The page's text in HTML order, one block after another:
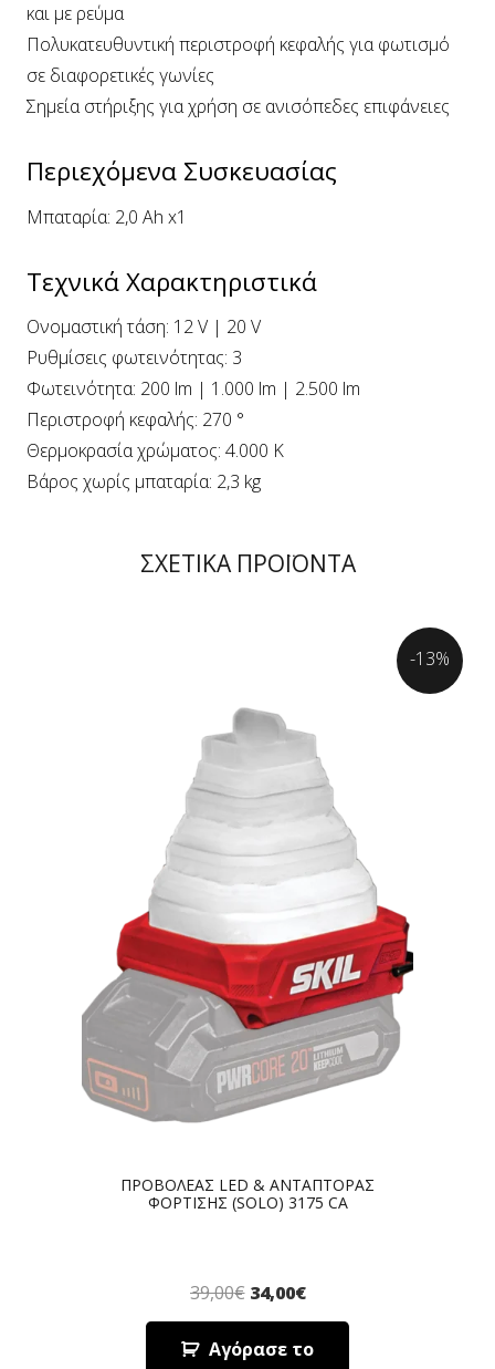
και με ρεύμα
Πολυκατευθυντική περιστροφή κεφαλής για φωτισμό
σε διαφορετικές γωνίες
Σημεία στήριξης για χρήση σε ανισόπεδες επιφάνειες
Περιεχόμενα Συσκευασίας
Μπαταρία: 2,0 Ah x1
Τεχνικά Χαρακτηριστικά
Ονομαστική τάση: 12 V | 20 V
Ρυθμίσεις φωτεινότητας: 3
Φωτεινότητα: 200 lm | 1.000 lm | 2.500 lm
Περιστροφή κεφαλής: 270 °
Θερμοκρασία χρώματος: 4.000 K
Βάρος χωρίς μπαταρία: 2,3 kg
ΣΧΕΤΙΚΑ ΠΡΟΪΟΝΤΑ
ΠΡΟΒΟΛΕΑΣ LED & ΑΝΤΑΠΤΟΡΑΣ
ΦΟΡΤΙΣΗΣ (SOLO) 3175 CA
39,00€ 34,00€
Αγόρασε το
-13%